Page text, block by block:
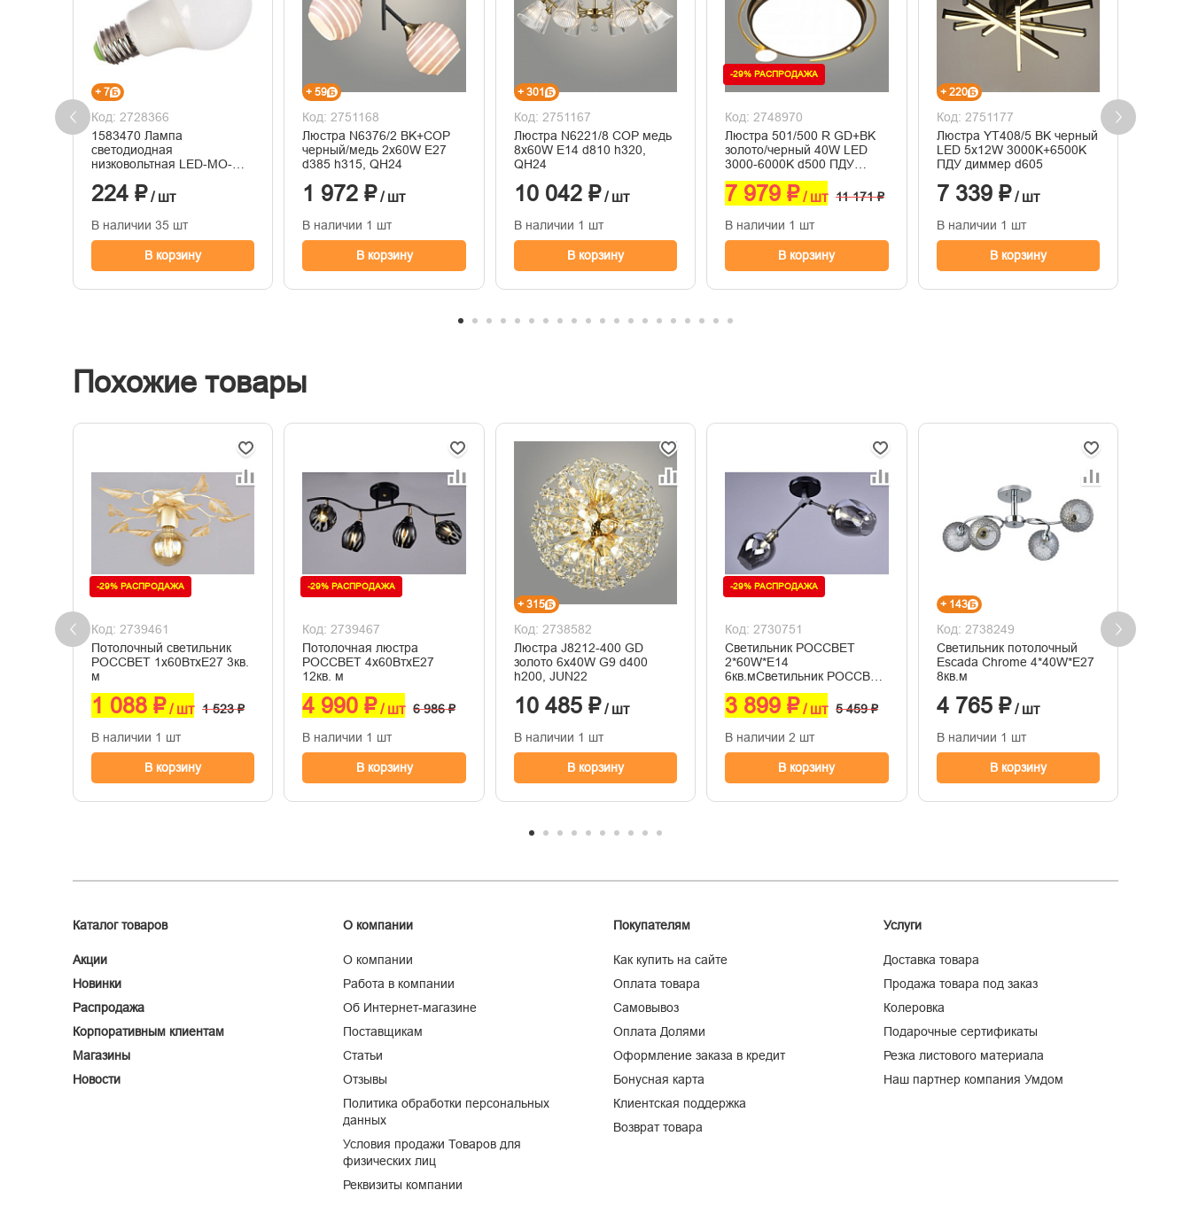
+ 7
Код: 2728366
1583470 Лампа
светодиодная
низковольтная LED-MO-
6500К 900лм IN HOME
469061203805
224 ₽ / шт
В наличии 35 шт
В корзину
+ 59
Код: 2751168
Люстра N6376/2 BK+COP
черный/медь 2x60W E27
d385 h315, QH24
1 972 ₽ / шт
В наличии 1 шт
В корзину
+ 301
Код: 2751167
Люстра N6221/8 COP медь
8х60W E14 d810 h320,
QH24
10 042 ₽/ шт
В наличии 1 шт
В корзину
-29% РАСПРОДАЖА
Код: 2748970
Люстра 501/500 R GD+BK
золото/черный 40W LED
3000-6000K d500 ПДУ
диммер, XLD23
7 979 ₽ / шт 11 171 ₽
В наличии 1 шт
В корзину
+ 220
Код: 2751177
Люстра YT408/5 BK черный
LED 5х12W 3000K+6500K
ПДУ диммер d605
7 339 ₽/ шт
В наличии 1 шт
В корзину
Похожие товары
-29% РАСПРОДАЖА
Код: 2739461
Потолочный светильник
РОССВЕТ 1х60ВтхE27 3кв.
м
1 088 ₽ / шт 1 523 ₽
В наличии 1 шт
В корзину
-29% РАСПРОДАЖА
Код: 2739467
Потолочная люстра
РОССВЕТ 4х60ВтхE27
12кв. м
4 990 ₽ / шт 6 986 ₽
В наличии 1 шт
В корзину
+ 315
Код: 2738582
Люстра J8212-400 GD
золото 6х40W G9 d400
h200, JUN22
10 485 ₽/ шт
В наличии 1 шт
В корзину
-29% РАСПРОДАЖА
Код: 2730751
Светильник РОССВЕТ
2*60W*E14
6кв.мСветильник РОССВЕТ
2*60W*E14 6кв.м
3 899 ₽ / шт 5 459 ₽
В наличии 2 шт
В корзину
+ 143
Код: 2738249
Светильник потолочный
Escada Chrome 4*40W*E27
8кв.м
4 765 ₽/ шт
В наличии 1 шт
В корзину
Каталог товаров
Акции
Новинки
Распродажа
Корпоративным клиентам
Магазины
Новости
О компании
О компании
Работа в компании
Об Интернет-магазине
Поставщикам
Статьи
Отзывы
Политика обработки персональных
данных
Условия продажи Товаров для
физических лиц
Реквизиты компании
Покупателям
Как купить на сайте
Оплата товара
Самовывоз
Оплата Долями
Оформление заказа в кредит
Бонусная карта
Клиентская поддержка
Возврат товара
Услуги
Доставка товара
Продажа товара под заказ
Колеровка
Подарочные сертификаты
Резка листового материала
Наш партнер компания Умдом